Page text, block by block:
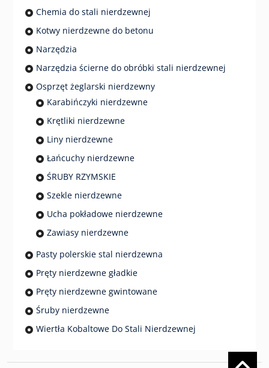
Chemia do stali nierdzewnej
Kotwy nierdzewne do betonu
Narzędzia
Narzędzia ścierne do obróbki stali nierdzewnej
Osprzęt żeglarski nierdzewny
Karabińczyki nierdzewne
Krętliki nierdzewne
Liny nierdzewne
Łańcuchy nierdzewne
ŚRUBY RZYMSKIE
Szekle nierdzewne
Ucha pokładowe nierdzewne
Zawiasy nierdzewne
Pasty polerskie stal nierdzewna
Pręty nierdzewne gładkie
Pręty nierdzewne gwintowane
Śruby nierdzewne
Wiertła Kobaltowe Do Stali Nierdzewnej